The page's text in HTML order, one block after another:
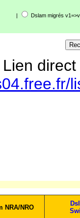
| Dslam migrés
Lien
NRA/NRO